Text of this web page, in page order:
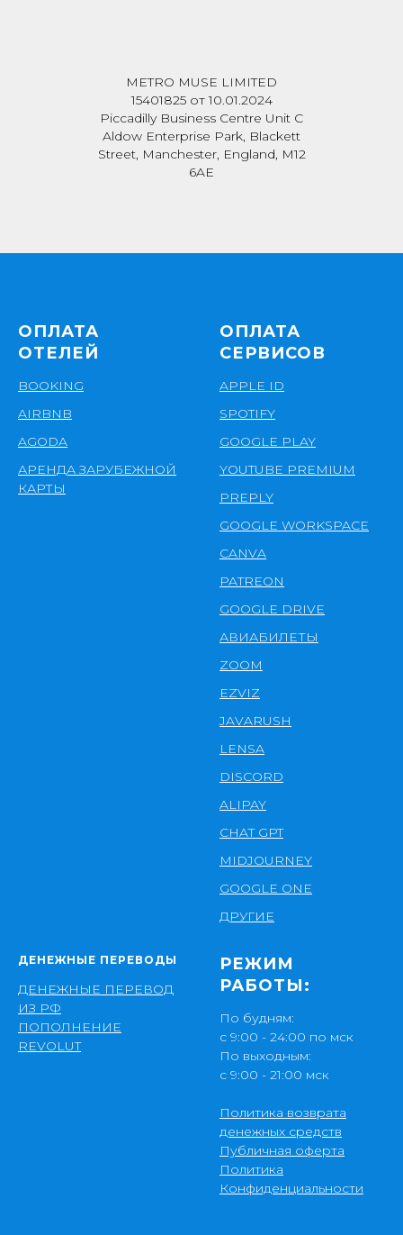
METRO MUSE LIMITED
15401825 от 10.01.2024
Piccadilly Business Centre Unit C
Aldow Enterprise Park, Blackett
Street, Manchester, England, M12
6AE
ОПЛАТА
ОТЕЛЕЙ
BOOKING
AIRBNB
AGODA
АРЕНДА ЗАРУБЕЖНОЙ
КАРТЫ
ОПЛАТА
СЕРВИСОВ
APPLE ID
SPOTIFY
GOOGLE PLAY
YOUTUBE PREMIUM
PREPLY
GOOGLE WORKSPACE
CANVA
PATREON
GOOGLE DRIVE
АВИАБИЛЕТЫ
ZOOM
EZVIZ
JAVARUSH
LENSA
DISCORD
ALIPAY
CHAT GPT
MIDJOURNEY
GOOGLE ONE
ДРУГИЕ
ДЕНЕЖНЫЕ ПЕРЕВОДЫ
ДЕНЕЖНЫЕ ПЕРЕВОД
ИЗ РФ
ПОПОЛНЕНИЕ
REVOLUT
РЕЖИМ
РАБОТЫ:
По будням:
с 9:00 - 24:00 по мск
По выходным:
с 9:00 - 21:00 мск
Политика возврата
денежных средств
Публичная оферта
Политика
Конфиденциальности